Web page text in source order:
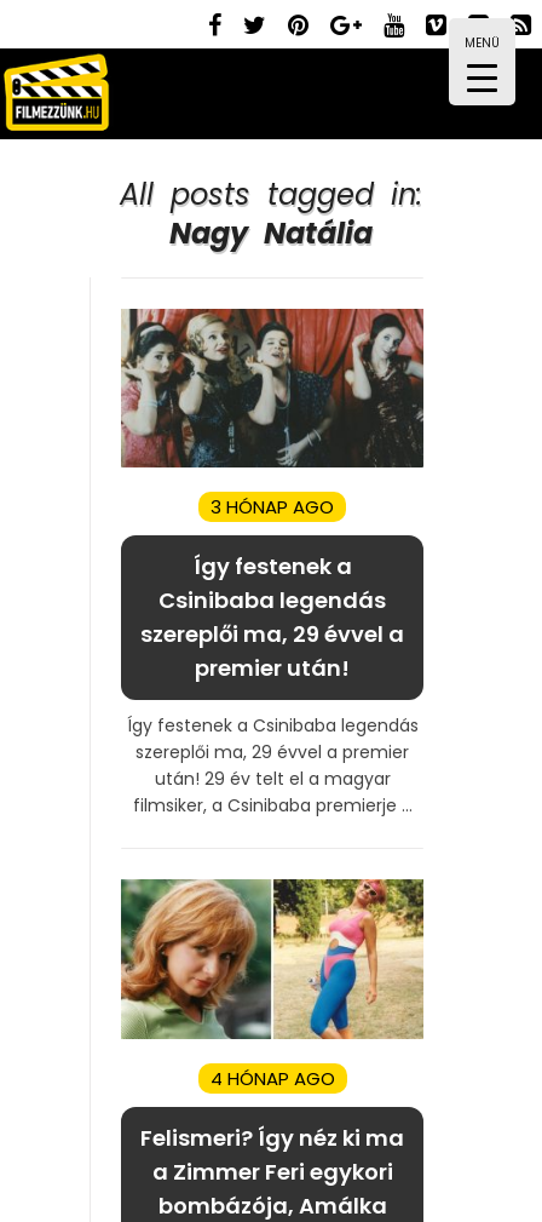
MENÜ
All posts tagged in:
Nagy Natália
3 HÓNAP AGO
Így festenek a
Csinibaba legendás
szereplői ma, 29 évvel a
premier után!
Így festenek a Csinibaba legendás
szereplői ma, 29 évvel a premier
után! 29 év telt el a magyar
filmsiker, a Csinibaba premierje ...
4 HÓNAP AGO
Felismeri? Így néz ki ma
a Zimmer Feri egykori
bombázója, Amálka